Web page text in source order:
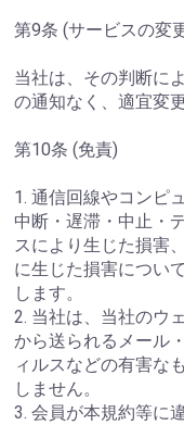
第9条 (サービスの変
当社は、その判断に
の通知なく、適宜変
第10条 (免責)
1. 通信回線やコンピ
中断・遅滞・中止・
スにより生じた損害
に生じた損害につい
します。
2. 当社は、当社のウ
から送られるメール
ィルスなどの有害な
しません。
3. 会員が本規約等に